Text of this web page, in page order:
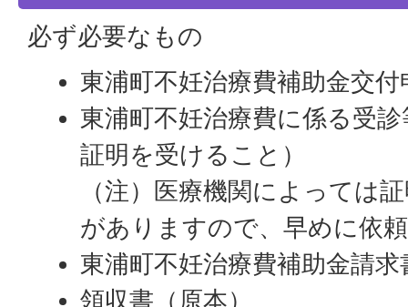
必ず必要なもの
東浦町不妊治療費補助金交
東浦町不妊治療費に係る受
証明を受けること）
（注）医療機関によっては
がありますので、早めに依
東浦町不妊治療費補助金請求
領収書（原本）